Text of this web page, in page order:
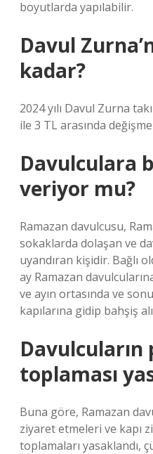
boyutlarda yapılabilir.
Davul
kadar?
2024 yılı Davul Zurna
ile 3 TL arasında
Davulculara
veriyor mu?
Ramazan davulcusu,
sokaklarda dolaşan ve
uyandıran kişidir. Bağlı
ay Ramazan
ve ayın ortasında ve
kapılarına gidip bahşiş
Davulcuların
toplaması
Buna göre, Ramazan
ziyaret etmeleri ve kapı
toplamaları yasaklandı,